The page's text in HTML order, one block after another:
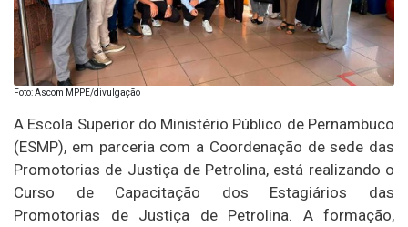
Foto: Ascom MPPE/divulgação
A Escola Superior do Ministério Público de Pernambuco
(ESMP), em parceria com a Coordenação de sede das
Promotorias de Justiça de Petrolina, está realizando o
Curso de Capacitação dos Estagiários das
Promotorias de Justiça de Petrolina. A formação,